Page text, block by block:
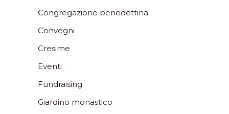
Congregazione benedettina
Convegni
Cresime
Eventi
Fundraising
Giardino monastico